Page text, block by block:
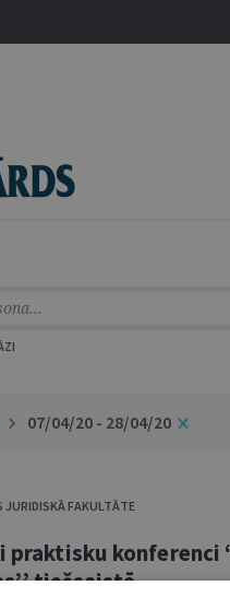
07/04/20 - 28/04/20
JURIDISKĀ FAKULTĀTE
praktisku konferenci
tiešsaistē